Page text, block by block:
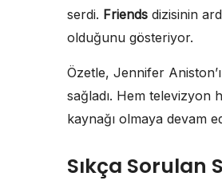
serdi. Friends dizisinin
olduğunu gösteriyor.
Özetle, Jennifer
sağladı. Hem televizyon
kaynağı olmaya devam
Sıkça Sorulan